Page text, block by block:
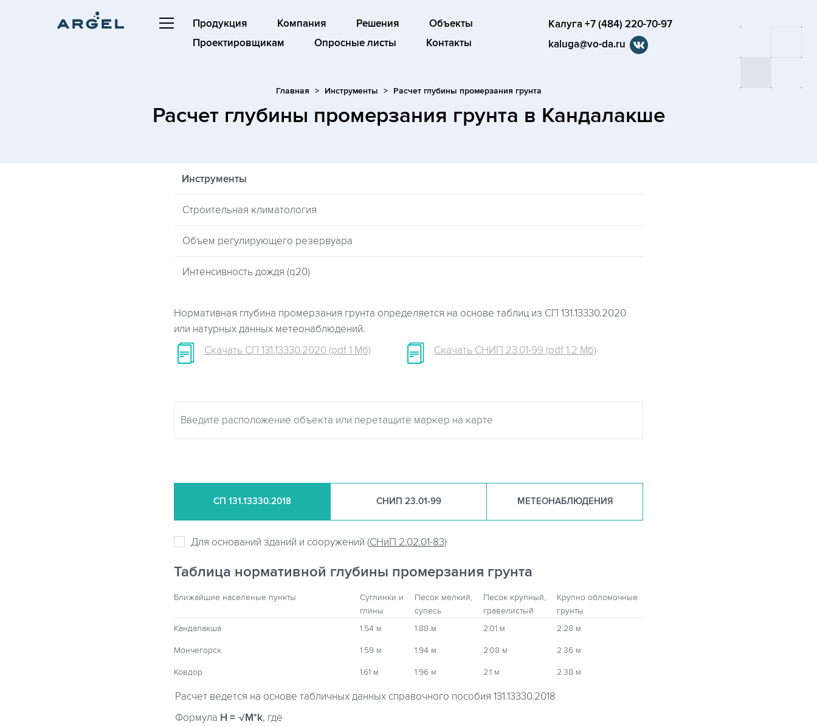
Продукция Компания Решения
Объекты
Проектировщикам
Опросные листы Контакты
Калуга +7 (484) 220-70-97
kaluga@vo-da.ru
Главная Инструменты Расчет глубины промерзания грунта
Расчет глубины промерзания грунта в Кандалакше
Инструменты
Строительная климатология
Объем регулирующего резервуара
Интенсивность дождя (q20)
Нормативная глубина промерзания грунта определяется на основе таблиц из СП 131.13330.2020
или натурных данных метеонаблюдений.
Скачать СП 131.13330.2020 (pdf 1 Мб)
Скачать СНИП 23.01-99 (pdf 1.2 Мб)
СП 131.13330.2018 СНИП 23.01-99 МЕТЕОНАБЛЮДЕНИЯ
Для оснований зданий и сооружений (СНиП 2.02.01-83)
Таблица нормативной глубины промерзания грунта
Ближайшие населеные пункты
Суглинки и
глины
Песок мелкий,
супесь
Песок крупный,
гравелистый
Крупно обломочные
грунты
Кандалакша
1.54 м 1.88 м 2.01 м 2.28 м
Мончегорск 1.59 м 1.94 м 2.08 м 2.36 м
Ковдор 1.61 м 1.96 м 2.1 м 2.38 м
Расчет ведется на основе табличных данных справочного пособия 131.13330.2018
Формула H = √M*k, где